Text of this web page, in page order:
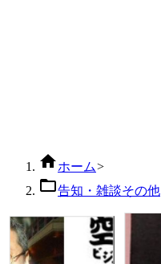
ホーム>
告知・雑談その他